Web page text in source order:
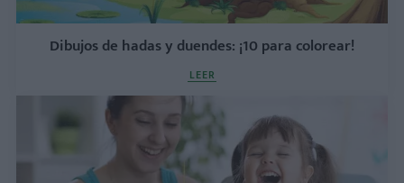
Dibujos de hadas y duendes: ¡10 para colorear!
LEER